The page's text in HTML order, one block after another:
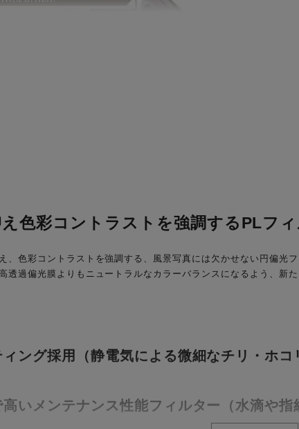
色彩コントラストを強調するPLフ
、色彩コントラストを強調する、風景写真には欠かせない円偏
透過偏光膜よりもニュートラルなカラーバランスになるよう、新
ング採用（静電気による微細なチリ・ホコ
いメンテナンス性能フィルター（水滴や指